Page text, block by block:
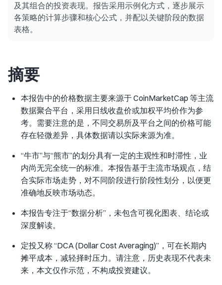
及其组合的投资表现。报告采用示例化方式，逐步展示
各策略的计算步骤和核心公式，并配以关键阶段的数据
表格。
摘要
本报告中的价格数据主要来源于 CoinMarketCap 等主流
数据聚合平台，采用日线收盘价或加权平均价作为参
考。需要注意的是，不同交易所及平台之间的价格可能
存在轻微差异，具体数据请以实际来源为准。
“牛市”与“熊市”的划分具有一定的主观性和时滞性，业
内尚无完全统一的标准。本报告基于主流市场观点，结
合实际市场走势，对不同阶段进行阶段性划分，以便更
准确地反映市场动态。
本报告专注于“数据分析”，未包含可视化图表、结论或
深度解读。
定投又称 “DCA (Dollar Cost Averaging)”，可在长期内
摊平成本，减轻择时压力。请注意，历史表现不代表未
来，本文仅作示范，不构成投资建议。